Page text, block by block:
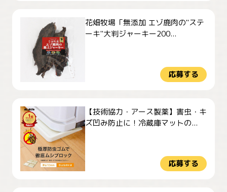
花畑牧場「無添加 エゾ鹿肉の"ステ
ーキ"大判ジャーキー200...
応募する
【技術協力・アース製薬】害虫・キ
ズ凹み防止に！冷蔵庫マットの...
応募する